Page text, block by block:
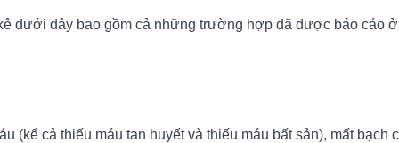
dưới đây bao gồm cả những trường hợp đã được báo cáo
(kể cả thiếu máu tan huyết và thiếu máu bất sản), mất bạch